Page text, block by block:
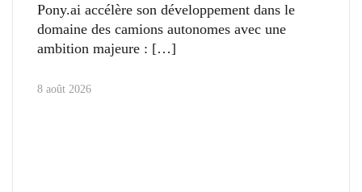
Pony.ai accélère son développement dans le
domaine des camions autonomes avec une
ambition majeure :
8 août 2026